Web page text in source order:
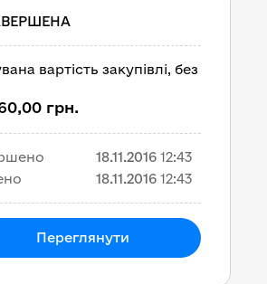
вартість закупівлі, без
грн.
18.11.2016 12:43
18.11.2016 12:43
Переглянути